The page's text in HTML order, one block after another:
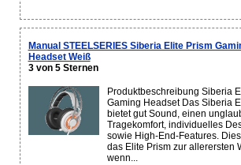
Manual STEELSERIES Siberia Elite Prism
Headset Weiß
3 von 5 Sternen
Produktbeschreibung Siberia
Gaming Headset Das Siberia
bietet gut Sound, einen
Tragekomfort, individuelles
sowie High-End-Features.
das Elite Prism zur allerersten
wenn...